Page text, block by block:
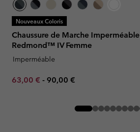
Nouveaux Coloris
Chaussure de Marche Imperméable
Redmond™ IV Femme
Imperméable
Minimum sale price:
63,00 € - Maximum price:
90,00 €